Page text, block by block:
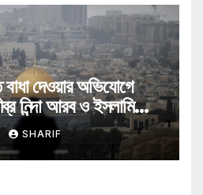
দেওয়ার অভিযোগে
নিন্দা আরব ও ইসলামি
SHARIF